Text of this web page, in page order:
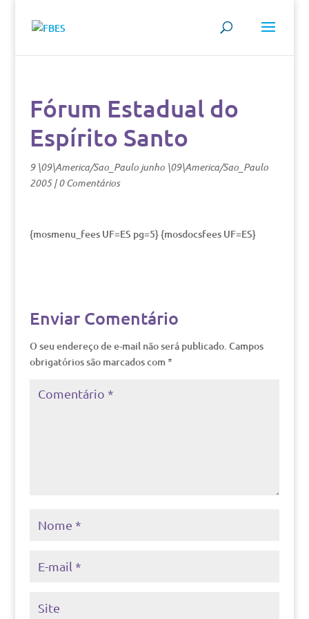
Fórum Estadual do
Espírito Santo
9 \09\America/Sao_Paulo junho \09\America/Sao_Paulo
2005|0 Comentários
{mosmenu_fees UF=ES pg=5} {mosdocsfees UF=ES}
Enviar Comentário
O seu endereço de e-mail não será publicado. Campos
obrigatórios são marcados com *